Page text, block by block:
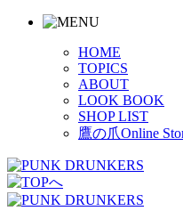
HOME
TOPICS
ABOUT
LOOK BOOK
SHOP LIST
鷹の爪Online